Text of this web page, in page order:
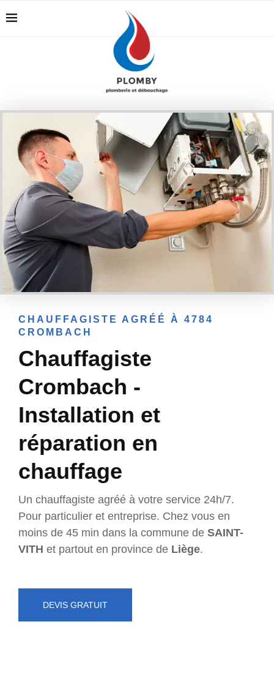
CHAUFFAGISTE AGRÉÉ À 4784
CROMBACH
Chauffagiste
Crombach -
Installation et
réparation en
chauffage
Un chauffagiste agréé à votre service 24h/7.
Pour particulier et entreprise. Chez vous en
moins de 45 min dans la commune de SAINT-
VITH et partout en province de Liège.
DEVIS GRATUIT